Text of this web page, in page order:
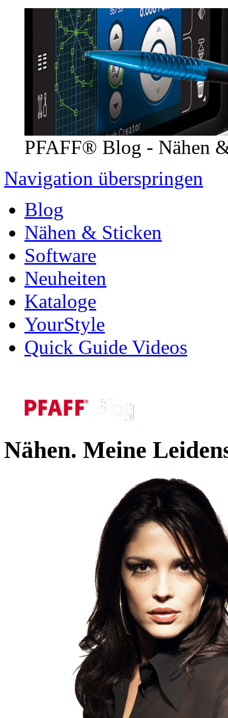
PFAFF® Blog - Nähen
Navigation überspringen
Blog
Nähen & Sticken
Software
Neuheiten
Kataloge
YourStyle
Quick Guide Videos
Nähen. Meine